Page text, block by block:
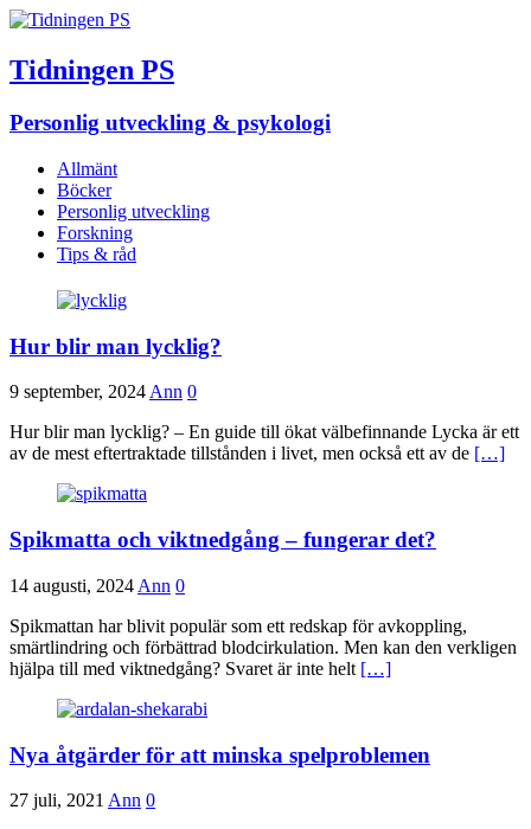
Tidningen PS
Personlig utveckling & psykologi
Allmänt
Böcker
Personlig utveckling
Forskning
Tips & råd
Hur blir man lycklig?
9 september, 2024Ann 0
Hur blir man lycklig? – En guide till ökat välbefinnande Lycka är ett
av de mest eftertraktade tillstånden i livet, men också ett av de […]
Spikmatta och viktnedgång – fungerar det?
14 augusti, 2024 Ann 0
Spikmattan har blivit populär som ett redskap för avkoppling,
smärtlindring och förbättrad blodcirkulation. Men kan den verkligen
hjälpa till med viktnedgång? Svaret är inte helt […]
Nya åtgärder för att minska spelproblemen
27 juli, 2021 Ann 0